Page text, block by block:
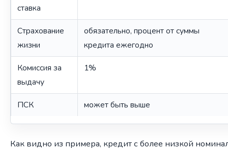
ставка
Страхование
жизни
обязательно, процент от суммы
кредита ежегодно
Комиссия за
выдачу
1%
ПСК может быть выше
Как видно из примера, кредит с более низкой